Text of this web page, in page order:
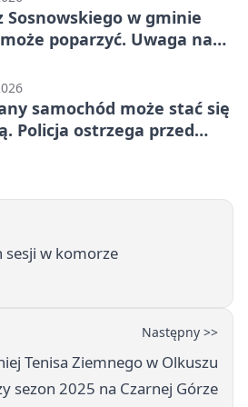
Sosnowskiego w gminie
poparzyć. Uwaga na
samochód może stać się
Policja ostrzega przed
sesji w komorze
Następny >>
Tenisa Ziemnego w Olkuszu
sezon 2025 na Czarnej Górze